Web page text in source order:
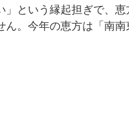
」という縁起担ぎで、
ん。今年の恵方は「南